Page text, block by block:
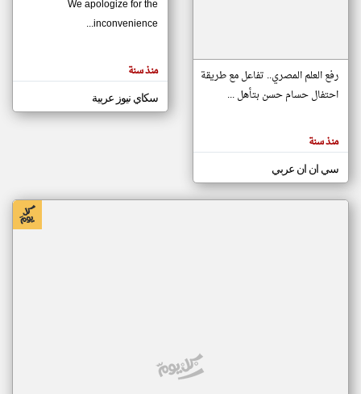
مصادر الأخبار من موريتانيا
اخبار موريتانيا على مدار الساعة
أهم اخبار موريتانيا العاجلة والمباشرة
المقالات
الموجوده
هنا عن
رفع العلم المصري.. تفاعل مع طريقة
احتفال حسام حسن بتأهل ...
منذ سنة
سي ان ان عربي
We apologize for the
inconvenience...
منذ سنة
سكاي نيوز عربية
klyoum.com